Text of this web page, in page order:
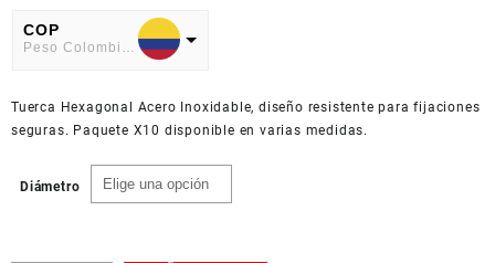
hasta
$ 3.700,0
COP
American Dollar
Tuerca Hexagonal Acero Inoxidable, diseño resistente para fijaciones
seguras. Paquete X10 disponible en varias medidas.
Diámetro